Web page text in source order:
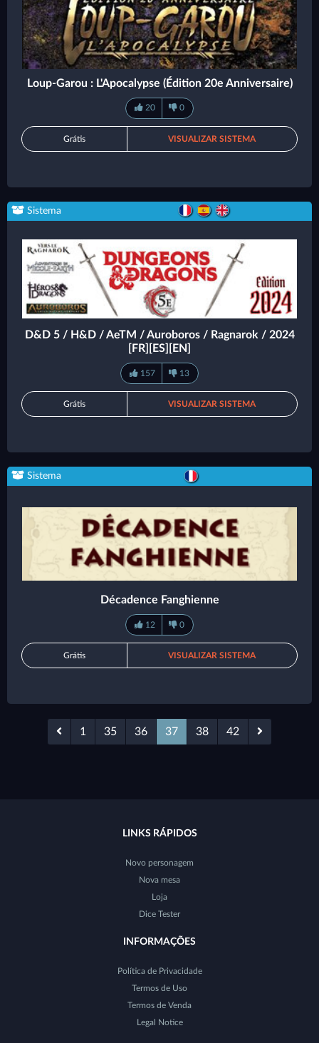
Loup-Garou : L'Apocalypse (Édition 20e Anniversaire)
20 0
Grátis VISUALIZAR SISTEMA
Sistema
D&D 5 / H&D / AeTM / Auroboros / Ragnarok / 2024
[FR][ES][EN]
157 13
Grátis VISUALIZAR SISTEMA
Sistema
Décadence Fanghienne
12 0
Grátis VISUALIZAR SISTEMA
1 35 36 37 38 42
LINKS RÁPIDOS
Novo personagem
Nova mesa
Loja
Dice Tester
INFORMAÇÕES
Política de Privacidade
Termos de Uso
Termos de Venda
Legal Notice